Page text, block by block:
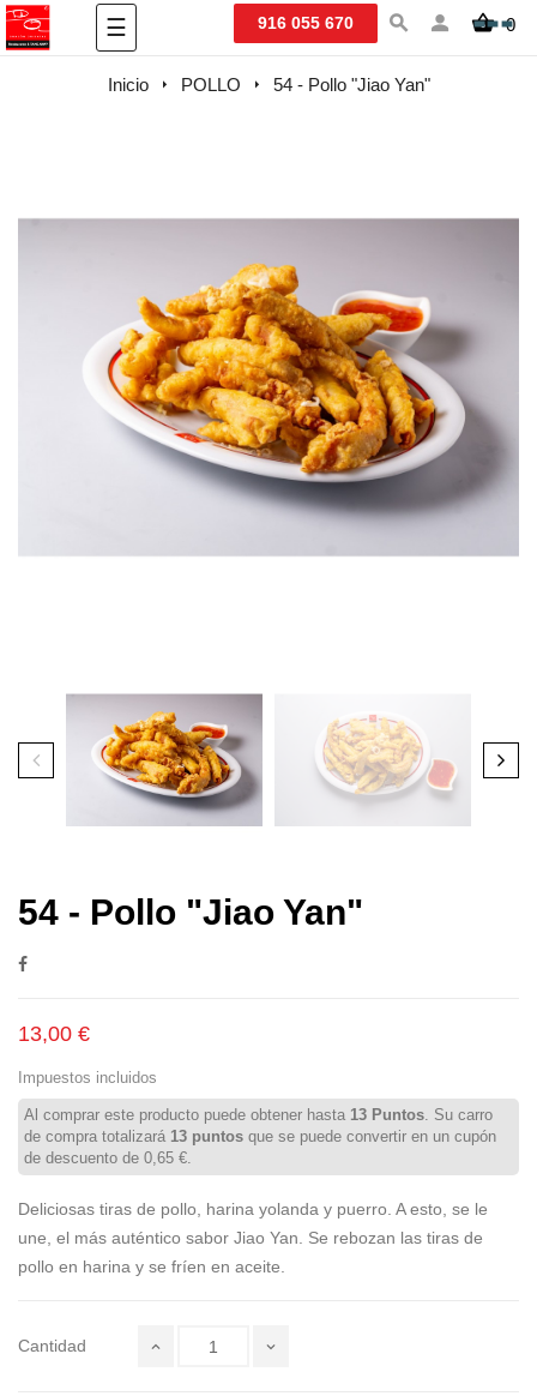
Navegación
de
palanca
☰ 916 055 670 0
Inicio POLLO 54 - Pollo "Jiao Yan"
54 - Pollo "Jiao Yan"
13,00 €
Impuestos incluidos
Al comprar este producto puede obtener hasta 13 Puntos. Su carro
de compra totalizará 13 puntos que se puede convertir en un cupón
de descuento de 0,65 €.
Deliciosas tiras de pollo, harina yolanda y puerro. A esto, se le
une, el más auténtico sabor Jiao Yan. Se rebozan las tiras de
pollo en harina y se fríen en aceite.
Cantidad